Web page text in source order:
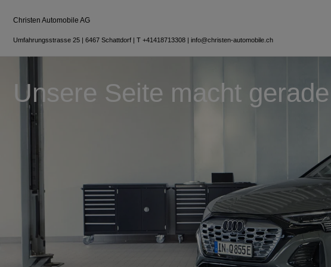
Christen Automobile AG
Umfahrungsstrasse 25 | 6467 Schattdorf | T +41418713308 | info@christen-automobile.ch
Unsere Seite macht